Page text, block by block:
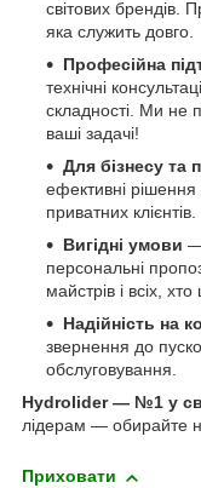
світових брендів.
яка служить довго.
Професійна
технічні
складності. Ми не
ваші задачі!
Для бізнесу та
ефективні рішення
приватних клієнтів.
Вигідні умови —
персональні
майстрів і всіх, хто
Надійність на
звернення до
обслуговування.
Hydrolider — №1 у
лідерам — обирайте
Приховати